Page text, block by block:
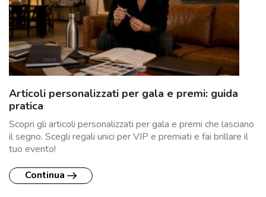
Articoli personalizzati per gala e premi: guida
pratica
Scopri gli articoli personalizzati per gala e premi che lasciano
il segno. Scegli regali unici per VIP e premiati e fai brillare il
tuo evento!
Continua